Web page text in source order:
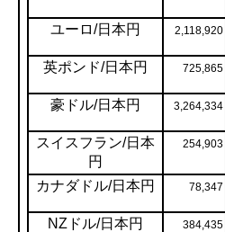
ユーロ/日本円 2,118,920
英ポンド/日本円 725,865
豪ドル/日本円 3,264,334
スイスフラン/日本
円
254,903
カナダドル/日本円 78,347
NZドル/日本円 384,435